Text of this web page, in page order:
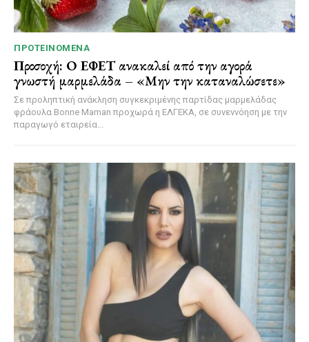
ΠΡΟΤΕΙΝΌΜΕΝΑ
Προσοχή: Ο ΕΦΕΤ ανακαλεί από την αγορά
γνωστή μαρμελάδα – «Μην την καταναλώσετε»
Σε προληπτική ανάκληση συγκεκριμένης παρτίδας μαρμελάδας
φράουλα Bonne Maman προχωρά η ΕΛΓΕΚΑ, σε συνεννόηση με την
παραγωγό εταιρεία...